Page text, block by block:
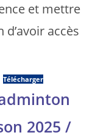
et mettre
accès
Télécharger
2025 /